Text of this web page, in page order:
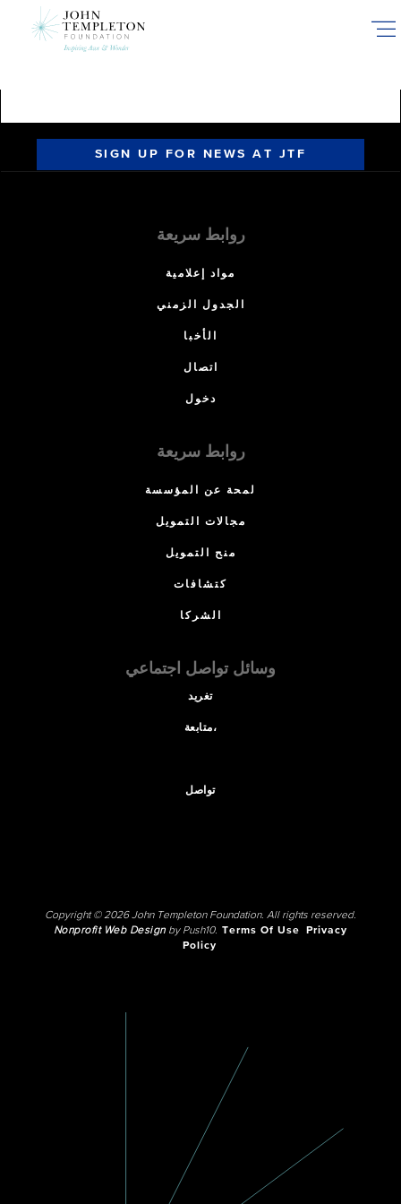
SIGN UP FOR NEWS AT JTF
روابط سريعة
مواد إعلامية
الجدول الزمني
الأخبا
اتصال
دخول
روابط سريعة
لمحة عن المؤسسة
مجالات التمويل
منح التمويل
كتشافات
الشركا
وسائل تواصل اجتماعي
تغريد
متابعة،
تواصل
Copyright © 2026 John Templeton Foundation. All rights reserved.
Nonprofit Web Designby Push10. Terms Of Use
Privacy
Policy